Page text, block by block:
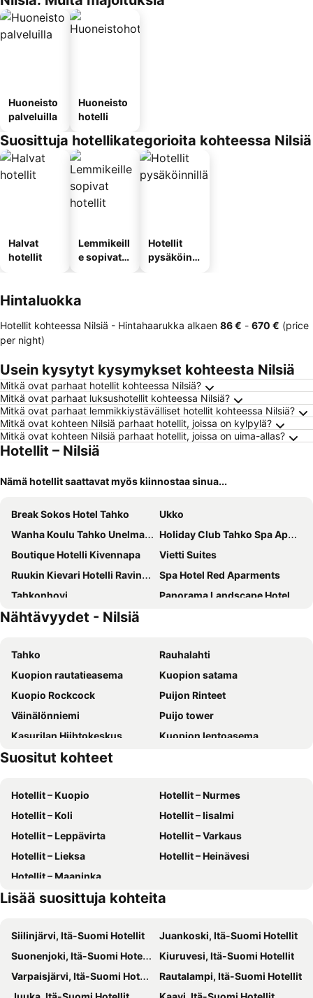
Huoneisto
palveluilla
Huoneisto
hotelli
Suosittuja hotellikategorioita kohteessa Nilsiä
Halvat
hotellit
Lemmikeill
e sopivat
Hotellit
pysäköinni
Hintaluokka
Hotellit kohteessa Nilsiä - Hintahaarukka alkaen ‎86 € - ‎670 € (price
per night)
Usein kysytyt kysymykset kohteesta Nilsiä
Mitkä ovat parhaat hotellit kohteessa Nilsiä?
Mitkä ovat parhaat luksushotellit kohteessa Nilsiä?
Mitkä ovat parhaat lemmikkiystävälliset hotellit kohteessa Nilsiä?
Mitkä ovat kohteen Nilsiä parhaat hotellit, joissa on kylpylä?
Mitkä ovat kohteen Nilsiä parhaat hotellit, joissa on uima-allas?
Hotellit – Nilsiä
Nämä hotellit saattavat myös kiinnostaa sinua...
Break Sokos Hotel Tahko
Ukko
Wanha Koulu Tahko Unelma, 4mh, Palju, Sauna, Tupakeittiö, Wifi, Liikuntasali, RinteetSpaRavintola 6km, Lemmikit OK, Edukas
Holiday Club Tahko Spa Apartments
Boutique Hotelli Kivennapa
Vietti Suites
Ruukin Kievari Hotelli Ravintola
Spa Hotel Red Aparments
Tahkonhovi
Panorama Landscape Hotel
Nähtävyydet - Nilsiä
Tahko
Rauhalahti
Kuopion rautatieasema
Kuopion satama
Kuopio Rockcock
Puijon Rinteet
Väinälönniemi
Puijo tower
Kasurilan Hiihtokeskus
Kuopion lentoasema
Kuopion Musiikkikeskus
Kuopio Bus Station
Kuopio Tanssi ja Soi
Suositut kohteet
Hotellit – Kuopio
Hotellit – Nurmes
Hotellit – Koli
Hotellit – Iisalmi
Hotellit – Leppävirta
Hotellit – Varkaus
Hotellit – Lieksa
Hotellit – Heinävesi
Hotellit – Maaninka
Lisää suosittuja kohteita
Siilinjärvi, Itä-Suomi Hotellit
Juankoski, Itä-Suomi Hotellit
Suonenjoki, Itä-Suomi Hotellit
Kiuruvesi, Itä-Suomi Hotellit
Varpaisjärvi, Itä-Suomi Hotellit
Rautalampi, Itä-Suomi Hotellit